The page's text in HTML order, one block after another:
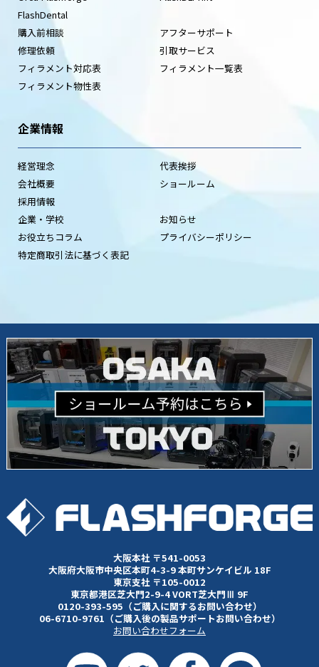
FlashDental
購入前相談
アフターサポート
修理依頼
引取サービス
フィラメント対応表
フィラメント一覧表
フィラメント物性表
企業情報
経営理念
代表挨拶
会社概要
ショールーム
採用情報
企業・学校
お知らせ
お役立ちコラム
プライバシーポリシー
特定商取引法に基づく表記
大阪本社 〒541-0053
大阪府大阪市中央区本町4-3-9 本町サンケイビル 18F
東京支社 〒105-0012
東京都港区芝大門2-9-4 VORT芝大門Ⅲ 9F
0120-393-595（ご購入に関するお問い合わせ）
06-6710-9761（ご購入後の製品サポートお問い合わせ）
お問い合わせフォーム